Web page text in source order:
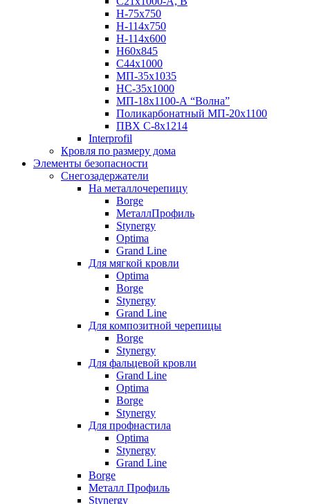
H-75х750
Н-114х750
Н-114х600
Н60х845
С44х1000
МП-35х1035
НС-35х1000
МП-18х1100-А “Волна”
Поликарбонатный МП-20х1100
ПВХ С-8х1214
Interprofil
Кровля по размеру дома
Элементы безопасности
Снегозадержатели
На металлочерепицу
Borge
МеталлПрофиль
Stynergy
Optima
Grand Line
Для мягкой кровли
Optima
Borge
Stynergy
Grand Line
Для композитной черепицы
Borge
Stynergy
Для фальцевой кровли
Grand Line
Optima
Borge
Stynergy
Для профнастила
Optima
Stynergy
Grand Line
Borge
Металл Профиль
Stynergy